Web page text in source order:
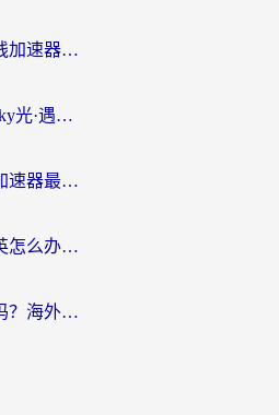
苹果手机航海王热血航线加速器从哪开启？海外玩家国服畅玩全攻略
在国外用什么加速器玩sky光·遇？海外玩家国服畅玩终极指南（附魔兽世界狂暴传奇解决方案）
国外玩国服剑灵用什么加速器最好？2026海外玩家亲测指南（附魔兽世界怀旧服精灵之境加速技巧）
在比利时打不开和平精英怎么办？留学生亲测有效的国服游戏加速方案
在欧洲可以打非人学园吗？海外党国服游戏不卡顿的终极指南